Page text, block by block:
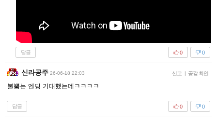
답글 0
0
신라공주 26-06-18 22:03 신고 | 공감 확인
불뿜는 엔딩 기대했는데ㅋㅋㅋㅋ
답글 0
0